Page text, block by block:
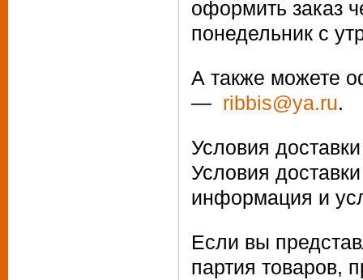
оформить заказ
понедельник с
А также можете
— ribbis@ya.ru.
Условия
Условия
информация и
Если вы
партия товаров,